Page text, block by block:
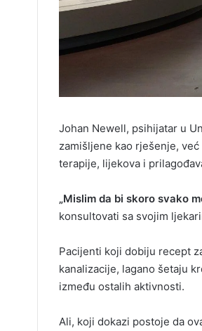
Johan Newell, psihijatar u
zamišljene kao rješenje,
terapije, lijekova i
„Mislim da bi skoro svako
konsultovati sa svojim
Pacijenti koji dobiju recept
kanalizacije, lagano šetaju
između ostalih aktivnosti.
Ali, koji dokazi postoje da